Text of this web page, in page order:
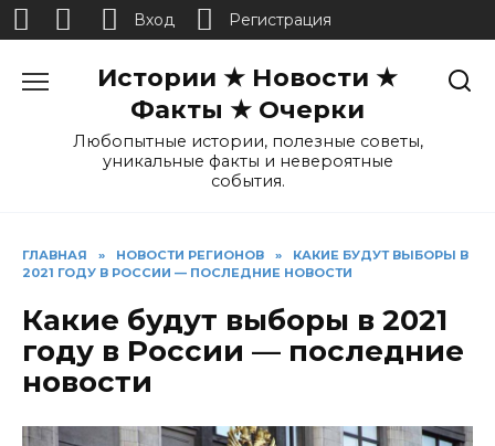
Истории ★ Новости ★
Факты ★ Очерки
Любопытные истории, полезные советы,
уникальные факты и невероятные
события.
ГЛАВНАЯ » НОВОСТИ РЕГИОНОВ »
КАКИЕ БУДУТ ВЫБОРЫ В
2021 ГОДУ В РОССИИ — ПОСЛЕДНИЕ НОВОСТИ
Какие будут выборы в 2021
году в России — последние
новости
Вход Регистрация